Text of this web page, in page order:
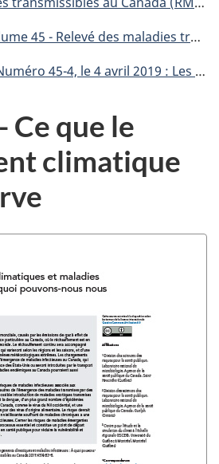
des maladies transmissibles au Canada (RMTC)
45-4, le 4 avril 2019 : Les défis
Ce que le
climatique